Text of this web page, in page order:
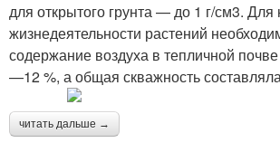
для открытого грунта — до 1 г/см3.
жизнедеятельности растений
содержание воздуха в тепличной
—12 %, а общая скважность
читать дальше →